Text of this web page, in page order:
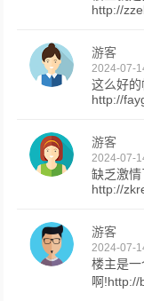
http://
游客
2024-07-
这么好的
http://
游客
2024-07-
缺乏激情
http://
游客
2024-07-
楼主是
啊